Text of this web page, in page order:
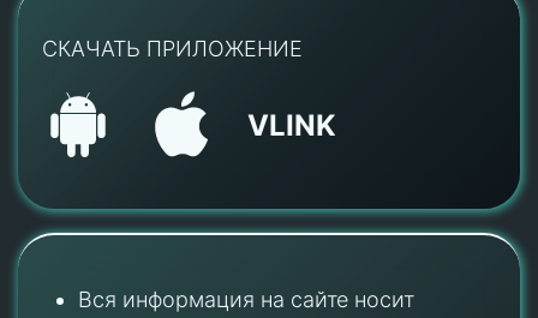
СКАЧАТЬ ПРИЛОЖЕНИЕ
VLINK
Вся информация на сайте носит